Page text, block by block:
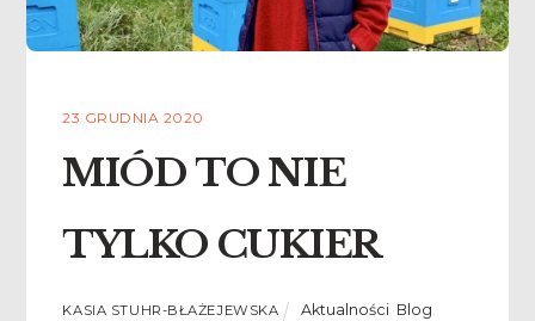
23 GRUDNIA 2020
MIÓD TO NIE
TYLKO CUKIER
KASIA STUHR-BŁAŻEJEWSKA Aktualności Blog